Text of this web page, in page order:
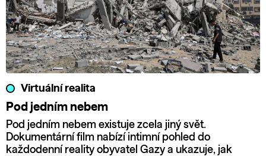
Virtuální realita
Pod jedním nebem
Pod jedním nebem existuje zcela jiný svět.
Dokumentární film nabízí intimní pohled do
každodenní reality obyvatel Gazy a ukazuje, jak